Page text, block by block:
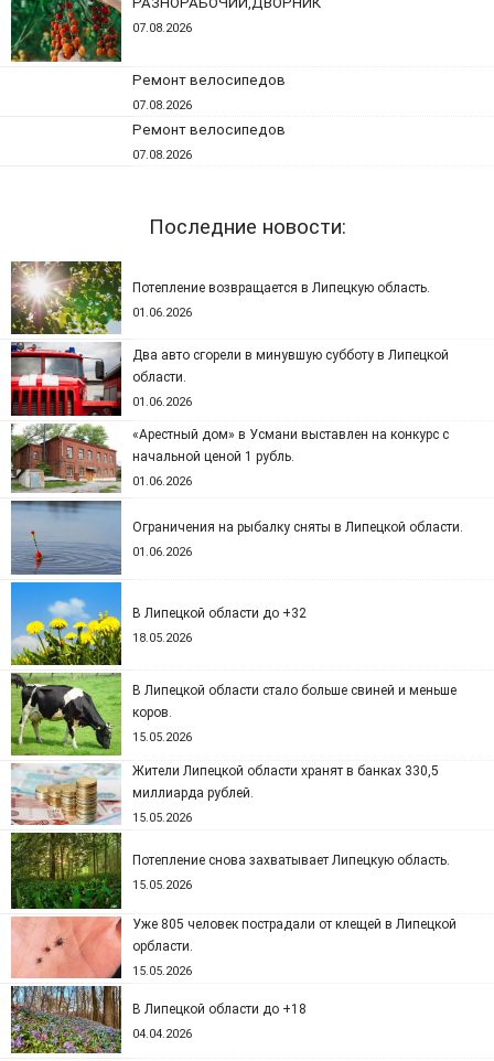
07.08.2026
Ремонт велосипедов
07.08.2026
Ремонт велосипедов
07.08.2026
Последние новости:
Потепление возвращается в Липецкую область.
01.06.2026
Два авто сгорели в минувшую субботу в Липецкой
области.
01.06.2026
«Арестный дом» в Усмани выставлен на конкурс с
начальной ценой 1 рубль.
01.06.2026
Ограничения на рыбалку сняты в Липецкой области.
01.06.2026
В Липецкой области до +32
18.05.2026
В Липецкой области стало больше свиней и меньше
коров.
15.05.2026
Жители Липецкой области хранят в банках 330,5
миллиарда рублей.
15.05.2026
Потепление снова захватывает Липецкую область.
15.05.2026
Уже 805 человек пострадали от клещей в Липецкой
орбласти.
15.05.2026
В Липецкой области до +18
04.04.2026